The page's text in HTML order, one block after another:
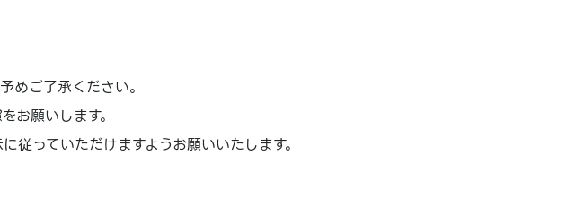
めご了承ください。
お願いします。
っていただけますようお願いいたします。